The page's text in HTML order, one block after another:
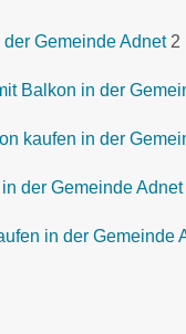
Gemeinde Adnet 2
Balkon in der
kaufen in der
der Gemeinde Adnet
in der Gemeinde